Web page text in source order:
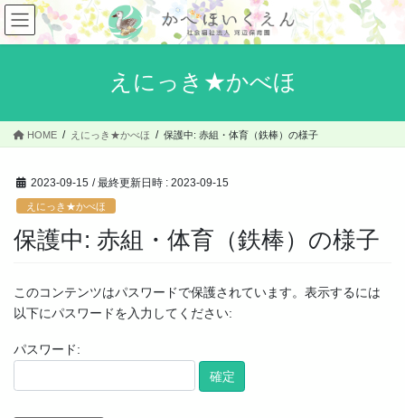
コ
ン
テ
ス
ナ
ビ
ゲ
ン
えにっき★かべほ
HOME えにっき★かべほ 保護中: 赤組・体育（鉄棒）の様子
2023-09-15 / 最終更新日時 : 2023-09-15
えにっき★かべほ
保護中: 赤組・体育（鉄棒）の様子
このコンテンツはパスワードで保護されています。表示するには
以下にパスワードを入力してください:
パスワード: